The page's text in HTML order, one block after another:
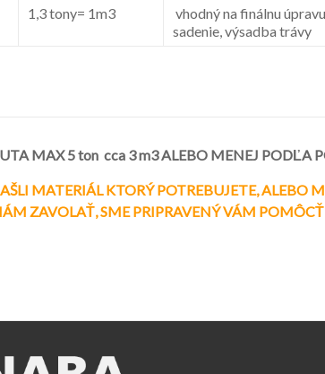
1,3 tony= 1m3
vhodný na finálnu
sadenie, výsadba trávy
MAX 5 ton cca 3 m3 ALEBO MENEJ PODĽA
MATERIÁL KTORÝ POTREBUJETE, ALEBO
ZAVOLAŤ, SME PRIPRAVENÝ VÁM